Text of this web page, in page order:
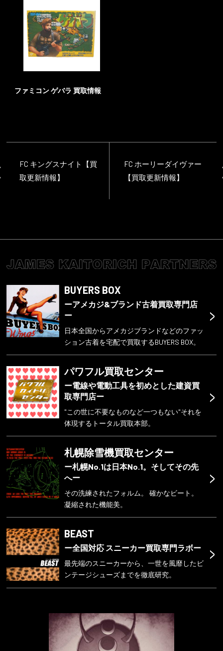
ファミコン ゲバラ 買取情報
FC キングスナイト【買
取更新情報】
FC ホーリーダイヴァー
【買取更新情報】
>
BUYERS BOX
ーアメカジ&ブランド古着買取専門店
ー
日本全国からアメカジブランドなどのファッ
ション古着を宅配で買取するBUYERS BOX。
>
パワフル買取センター
ー電線や電動工具を初めとした建資買
取専門店ー
"この世に不要なものなど一つもない"それを
体現するトータル買取本部。
>
札幌除雪機買取センター
ー札幌No.1は日本No.1。そしてその先
へー
その洗練されたフォルム。 確かなビート。
凝縮された機能美。
>
BEAST
ー全国対応 スニーカー買取専門ラボー
最先端のスニーカーから、一世を風靡したビ
ンテージシューズまでを徹底研究。